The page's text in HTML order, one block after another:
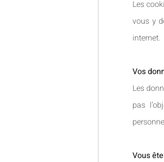
Les
vous y
internet.
Vos
Les
pas
Vous